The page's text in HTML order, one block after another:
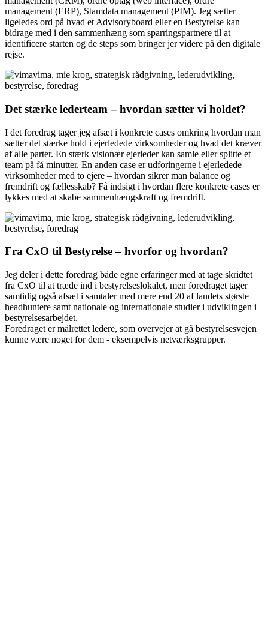
management (ERP), Stamdata management (PIM). Jeg sætter
ligeledes ord på hvad et Advisoryboard eller en Bestyrelse kan
bidrage med i den sammenhæng som sparringspartnere til at
identificere starten og de steps som bringer jer videre på den digitale
rejse.
Det stærke lederteam – hvordan sætter vi holdet?
I det foredrag tager jeg afsæt i konkrete cases omkring hvordan man
sætter det stærke hold i ejerledede virksomheder og hvad det kræver
af alle parter. En stærk visionær ejerleder kan samle eller splitte et
team på få minutter. En anden case er udforingerne i ejerledede
virksomheder med to ejere – hvordan sikrer man balance og
fremdrift og fællesskab? Få indsigt i hvordan flere konkrete cases er
lykkes med at skabe sammenhængskraft og fremdrift.
Fra CxO til Bestyrelse – hvorfor og hvordan?
Jeg deler i dette foredrag både egne erfaringer med at tage skridtet
fra CxO til at træde ind i bestyrelseslokalet, men foredraget tager
samtidig også afsæt i samtaler med mere end 20 af landets største
headhuntere samt nationale og internationale studier i udviklingen i
bestyrelsesarbejdet.
Foredraget er målrettet ledere, som overvejer at gå bestyrelsesvejen
kunne være noget for dem - eksempelvis netværksgrupper.